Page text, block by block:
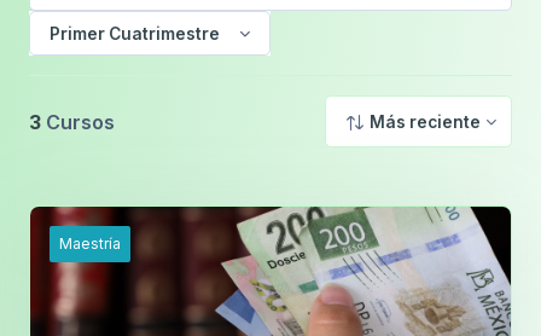
Buscar cursos
Primer Cuatrimestre
3 Cursos Más reciente
Maestría